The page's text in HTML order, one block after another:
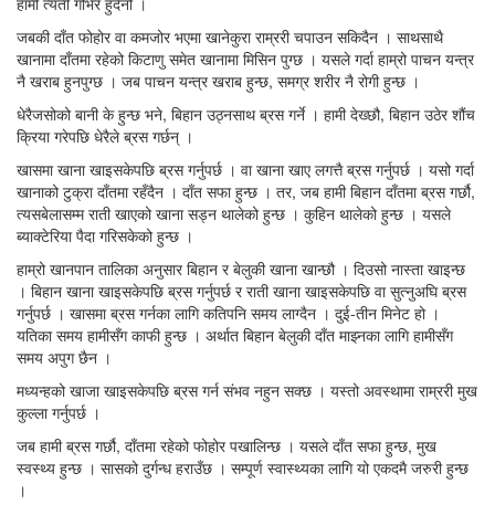
जबकी दाँत फोहोर वा कमजोर भएमा खानेकुरा राम्ररी चपाउन सकिदैन । साथसाथै
खानामा दाँतमा रहेको किटाणु समेत खानामा मिसिन पुग्छ । यसले गर्दा हाम्रो पाचन यन्त्र
नै खराब हुनपुग्छ । जब पाचन यन्त्र खराब हुन्छ, समग्र शरीर नै रोगी हुन्छ ।
धेरैजसोको बानी के हुन्छ भने, बिहान उठ्नसाथ ब्रस गर्ने । हामी देख्छौ, बिहान उठेर शौंच
क्रिया गरेपछि धेरैले ब्रस गर्छन् ।
खासमा खाना खाइसकेपछि ब्रस गर्नुपर्छ । वा खाना खाए लगत्तै ब्रस गर्नुपर्छ । यसो गर्दा
खानाको टुक्रा दाँतमा रहँदैन । दाँत सफा हुन्छ । तर, जब हामी बिहान दाँतमा ब्रस गर्छौ,
त्यसबेलासम्म राती खाएको खाना सड्न थालेको हुन्छ । कुहिन थालेको हुन्छ । यसले
ब्याक्टेरिया पैदा गरिसकेको हुन्छ ।
हाम्रो खानपान तालिका अनुसार बिहान र बेलुकी खाना खान्छौ । दिउसो नास्ता खाइन्छ
। बिहान खाना खाइसकेपछि ब्रस गर्नुपर्छ र राती खाना खाइसकेपछि वा सुत्नुअघि ब्रस
गर्नुपर्छ । खासमा ब्रस गर्नका लागि कतिपनि समय लाग्दैन । दुई-तीन मिनेट हो ।
यतिका समय हामीसँग काफी हुन्छ । अर्थात बिहान बेलुकी दाँत माझ्नका लागि हामीसँग
समय अपुग छैन ।
मध्यन्हको खाजा खाइसकेपछि ब्रस गर्न संभव नहुन सक्छ । यस्तो अवस्थामा राम्ररी मुख
कुल्ला गर्नुपर्छ ।
जब हामी ब्रस गर्छौ, दाँतमा रहेको फोहोर पखालिन्छ । यसले दाँत सफा हुन्छ, मुख
स्वस्थ्य हुन्छ । सासको दुर्गन्ध हराउँछ । सम्पूर्ण स्वास्थ्यका लागि यो एकदमै जरुरी हुन्छ
।